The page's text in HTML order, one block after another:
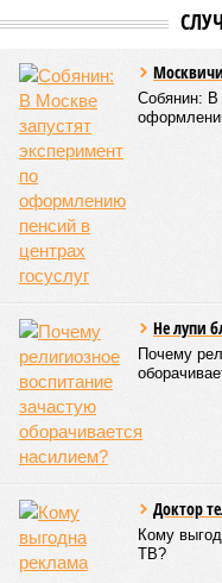
любые громкие
Украины во главе с
удивляет,– в тон
Пилько. –
Что ещё
таки случилось? И
логичному решению?»
Бьют по мирным –
Видимо, мешает не
переговоры отставных
с группой российских –
визави. На этом фоне
почему два
гражданских, остались
стали новостями с
«Просочившаяся
переговорах в Вене
Стальевич –
впечатлениями
– основной спикер и